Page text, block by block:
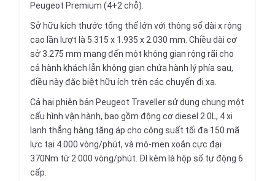
Peugeot Premium (4+2 chỗ).
Sở hữu kích thước tổng thể lớn với thông số dài x rộng
cao lần lượt là 5.315 x 1.935 x 2.030 mm. Chiều dài cơ
sở 3.275 mm mang đến một không gian rộng rãi cho
cả hành khách lẫn không gian chứa hành lý phía sau,
điều này đặc biệt hữu ích trên các chuyến đi xa.
Cả hai phiên bản Peugeot Traveller sử dụng chung một
cấu hình vận hành, bao gồm động cơ diesel 2.0L, 4 xi
lanh thẳng hàng tăng áp cho công suất tối đa 150 mã
lực tại 4.000 vòng/phút, và mô-men xoắn cực đại
370Nm từ 2.000 vòng/phút. ĐI kèm là hộp số tự động 6
cấp.